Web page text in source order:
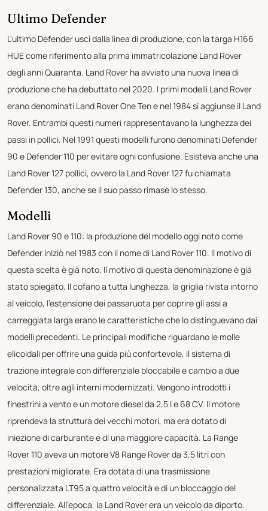
Ultimo Defender
L'ultimo Defender uscì dalla linea di produzione, con la targa H166
HUE come riferimento alla prima immatricolazione Land Rover
degli anni Quaranta. Land Rover ha avviato una nuova linea di
produzione che ha debuttato nel 2020. I primi modelli Land Rover
erano denominati Land Rover One Ten e nel 1984 si aggiunse il Land
Rover. Entrambi questi numeri rappresentavano la lunghezza dei
passi in pollici. Nel 1991 questi modelli furono denominati Defender
90 e Defender 110 per evitare ogni confusione. Esisteva anche una
Land Rover 127 pollici, ovvero la Land Rover 127 fu chiamata
Defender 130, anche se il suo passo rimase lo stesso.
Modelli
Land Rover 90 e 110: la produzione del modello oggi noto come
Defender iniziò nel 1983 con il nome di Land Rover 110. Il motivo di
questa scelta è già noto. Il motivo di questa denominazione è già
stato spiegato. Il cofano a tutta lunghezza, la griglia rivista intorno
al veicolo, l'estensione dei passaruota per coprire gli assi a
carreggiata larga erano le caratteristiche che lo distinguevano dai
modelli precedenti. Le principali modifiche riguardano le molle
elicoidali per offrire una guida più confortevole, il sistema di
trazione integrale con differenziale bloccabile e cambio a due
velocità, oltre agli interni modernizzati. Vengono introdotti i
finestrini a vento e un motore diesel da 2,5 l e 68 CV. Il motore
riprendeva la struttura dei vecchi motori, ma era dotato di
iniezione di carburante e di una maggiore capacità. La Range
Rover 110 aveva un motore V8 Range Rover da 3,5 litri con
prestazioni migliorate. Era dotata di una trasmissione
personalizzata LT95 a quattro velocità e di un bloccaggio del
differenziale. All'epoca, la Land Rover era un veicolo da diporto.